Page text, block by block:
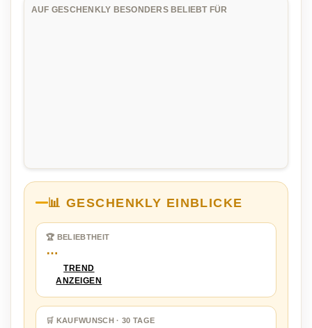
AUF GESCHENKLY BESONDERS BELIEBT FÜR
📊 GESCHENKLY EINBLICKE
🏆 BELIEBTHEIT
…
TREND
ANZEIGEN
🛒 KAUFWUNSCH · 30 TAGE